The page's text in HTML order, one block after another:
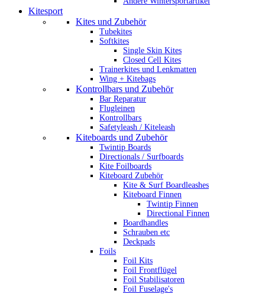
Kitesport
Kites und Zubehör
Tubekites
Softkites
Single Skin Kites
Closed Cell Kites
Trainerkites und Lenkmatten
Wing + Kitebags
Kontrollbars und Zubehör
Bar Reparatur
Flugleinen
Kontrollbars
Safetyleash / Kiteleash
Kiteboards und Zubehör
Twintip Boards
Directionals / Surfboards
Kite Foilboards
Kiteboard Zubehör
Kite & Surf Boardleashes
Kiteboard Finnen
Twintip Finnen
Directional Finnen
Boardhandles
Schrauben etc
Deckpads
Foils
Foil Kits
Foil Frontflügel
Foil Stabilisatoren
Foil Fuselage's